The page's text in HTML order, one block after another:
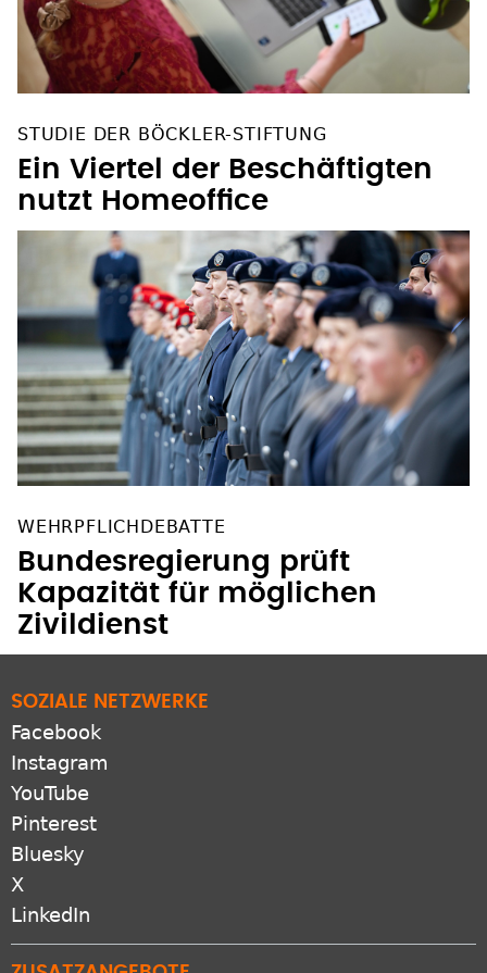
STUDIE DER BÖCKLER-STIFTUNG
Ein Viertel der Beschäftigten
nutzt Homeoffice
WEHRPFLICHDEBATTE
Bundesregierung prüft
Kapazität für möglichen
Zivildienst
SOZIALE NETZWERKE
Facebook
Instagram
YouTube
Pinterest
Bluesky
X
LinkedIn